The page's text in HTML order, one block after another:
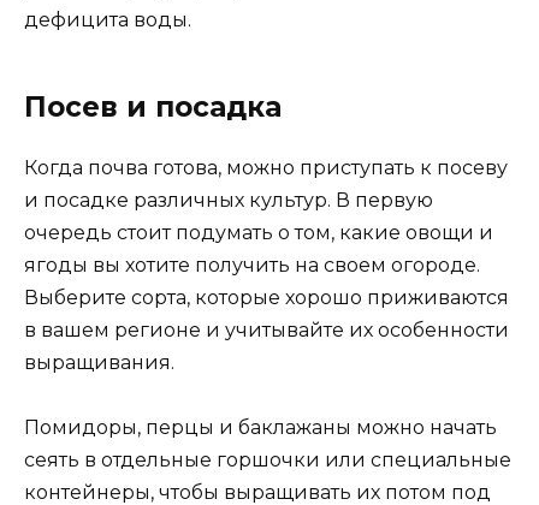
дефицита воды.
Посев и посадка
Когда почва готова, можно приступать к посеву
и посадке различных культур. В первую
очередь стоит подумать о том, какие овощи и
ягоды вы хотите получить на своем огороде.
Выберите сорта, которые хорошо приживаются
в вашем регионе и учитывайте их особенности
выращивания.
Помидоры, перцы и баклажаны можно начать
сеять в отдельные горшочки или специальные
контейнеры, чтобы выращивать их потом под